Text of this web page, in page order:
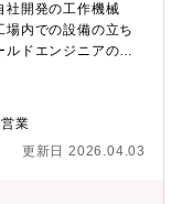
ームで1プロジェクト
ヨーロッパへの出張
めです。
社開発の工作機械
場内での設備の立ち
ドエンジニアのよ
機械をつくってお
大幅増員を図って
きな方、見分を広
手当も出るため、高
業
更新日 2026.04.03